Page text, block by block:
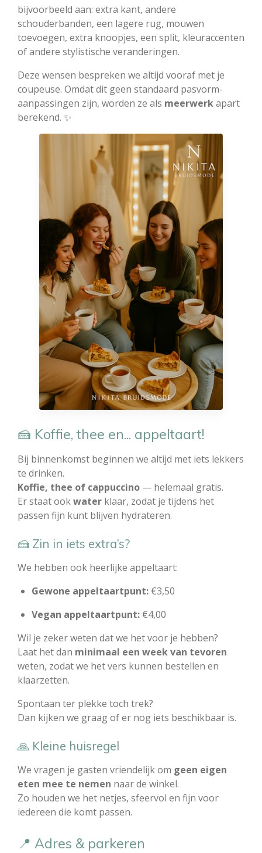
bijvoorbeeld aan: extra kant, andere
schouderbanden, een lagere rug, mouwen
toevoegen, extra knoopjes, een split, kleuraccenten
of andere stylistische veranderingen.
Deze wensen bespreken we altijd vooraf met je
coupeuse. Omdat dit geen standaard pasvorm-
aanpassingen zijn, worden ze als meerwerkapart
berekend. ✨
🍰 Koffie, thee en... appeltaart!
Bij binnenkomst beginnen we altijd met iets lekkers
te drinken.
Koffie, thee of cappuccino — helemaal gratis.
Er staat ookwater klaar, zodat je tijdens het
passen fijn kunt blijven hydrateren.
🍰 Zin in iets extra’s?
We hebben ook heerlijke appeltaart:
Gewone appeltaartpunt: €3,50
Vegan appeltaartpunt: €4,00
Wil je zeker weten dat we het voor je hebben?
Laat het dan minimaal een week van tevoren
weten, zodat we het vers kunnen bestellen en
klaarzetten.
Spontaan ter plekke toch trek?
Dan kijken we graag of er nog iets beschikbaar is.
🙏 Kleine huisregel
We vragen je gasten vriendelijk om geen eigen
eten mee te nemen naar de winkel.
Zo houden we het netjes, sfeervol en fijn voor
iedereen die komt passen.
📍 Adres & parkeren